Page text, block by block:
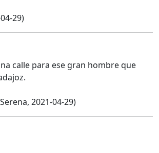
29)
calle para ese gran hombre que
2021-04-29)